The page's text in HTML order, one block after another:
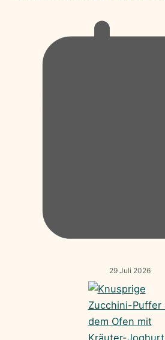
29 Juli 2026